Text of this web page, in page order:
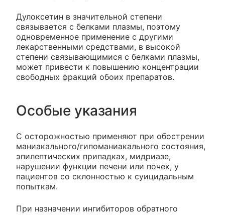
Дулоксетин в значительной степени
связывается с белками плазмы, поэтому
одновременное применение с другими
лекарственными средствами, в высокой
степени связывающимися с белками плазмы,
может привести к повышению концентрации
свободных фракций обоих препаратов.
Особые указания
С осторожностью применяют при обострении
маниакального/гипоманиакального состояния,
эпилептических припадках, мидриазе,
нарушении функции печени или почек, у
пациентов со склонностью к суицидальным
попыткам.
При назначении ингибиторов обратного